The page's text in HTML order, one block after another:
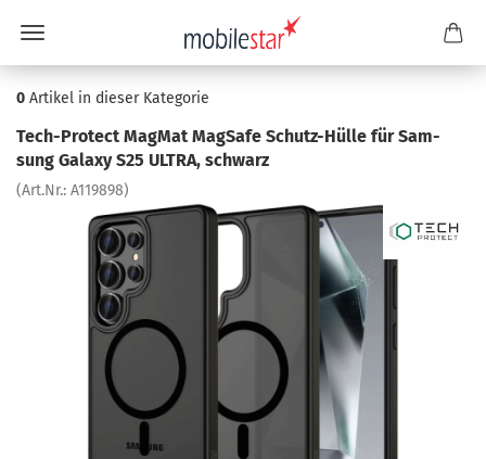
0 Artikel in dieser Kategorie
Tech-​Protect Mag­Mat MagSafe Schutz-​Hülle für Sam­
sung Ga­la­xy S25 ULTRA, schwarz
(Art.Nr.: A119898)